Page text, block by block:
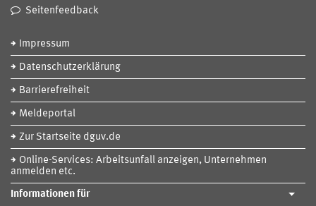
Seitenfeedback
Impressum
Datenschutzerklärung
Barrierefreiheit
Meldeportal
Zur Startseite dguv.de
Online-Services: Arbeitsunfall anzeigen, Unternehmen
anmelden etc.
Informationen für